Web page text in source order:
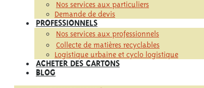
Nos services aux particuliers
Demande de devis
PROFESSIONNELS
Nos services aux professionnels
Collecte de matières recyclables
Logistique urbaine et cyclo logistique
ACHETER DES CARTONS
BLOG